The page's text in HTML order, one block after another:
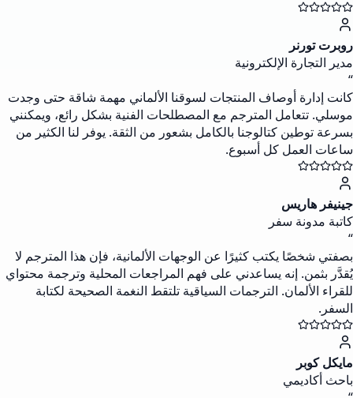
روبرت تورنر
مدير التجارة الإلكترونية
“
كانت إدارة أوصاف المنتجات لسوقنا الألماني مهمة شاقة حتى وجدت
موسلي. تتعامل المترجم مع المصطلحات الفنية بشكل رائع، ويمكنني
بسرعة توطين كتالوجنا بالكامل بشعور من الثقة. يوفر لنا الكثير من
ساعات العمل كل أسبوع.
جينيفر هاريس
كاتبة مدونة سفر
“
بصفتي شخصًا يكتب كثيرًا عن الوجهات الألمانية، فإن هذا المترجم لا
يُقدَّر بثمن. إنه يساعدني على فهم المراجعات المحلية وترجمة محتواي
للقراء الألمان. الترجمات السياقية تلتقط النغمة الصحيحة لكتابة
السفر.
مايكل كوبر
باحث أكاديمي